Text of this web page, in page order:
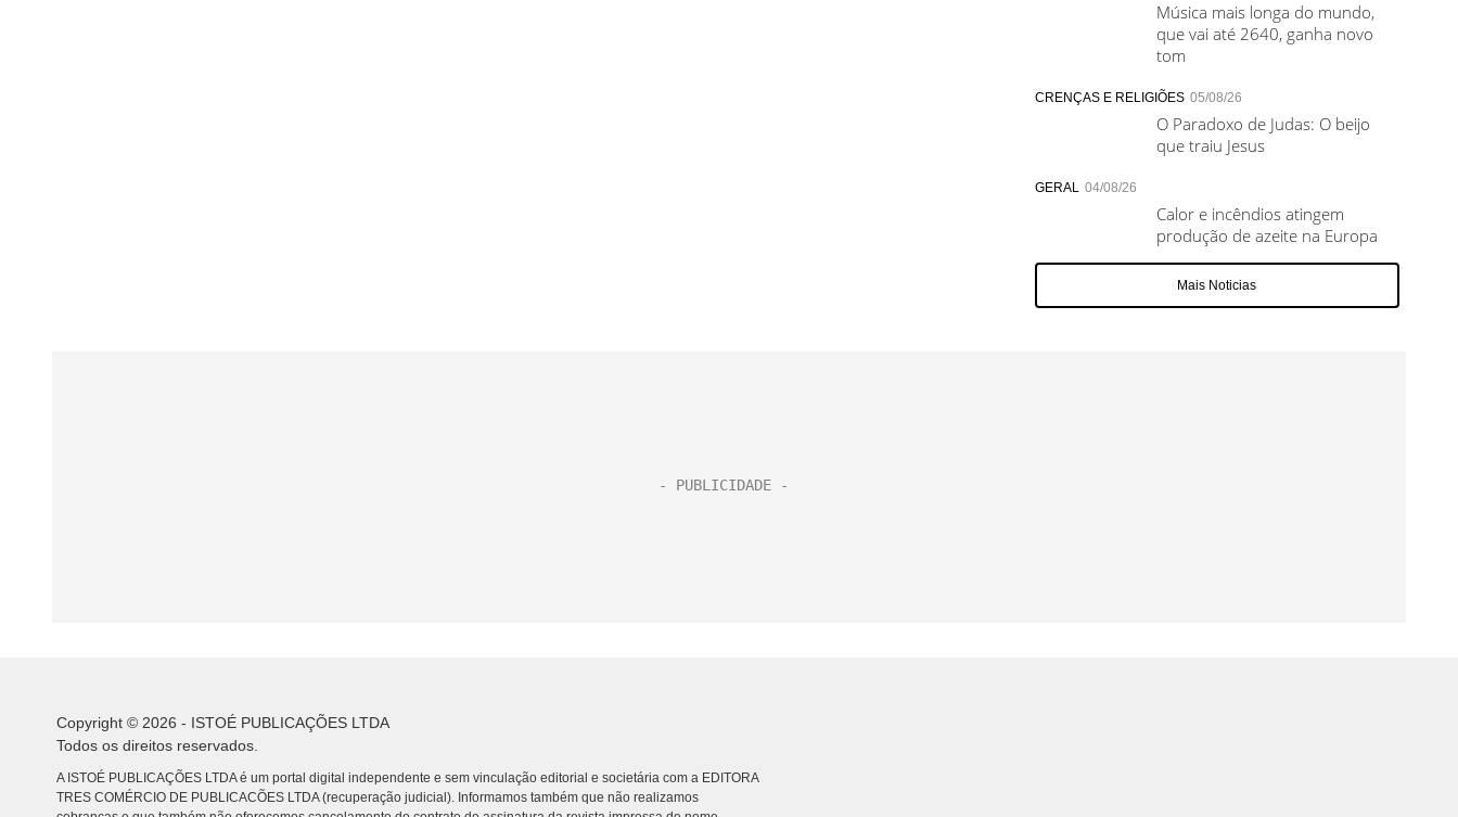
Música mais longa do mundo,
que vai até 2640, ganha novo
tom
CRENÇAS E RELIGIÕES 05/08/26
O Paradoxo de Judas: O beijo
que traiu Jesus
GERAL 04/08/26
Calor e incêndios atingem
produção de azeite na Europa
Mais Noticias
Copyright © 2026 - ISTOÉ PUBLICAÇÕES LTDA
Todos os direitos reservados.
A ISTOÉ PUBLICAÇÕES LTDA é um portal digital independente e sem vinculação editorial e societária com a EDITORA
TRES COMÉRCIO DE PUBLICACÕES LTDA (recuperação judicial). Informamos também que não realizamos